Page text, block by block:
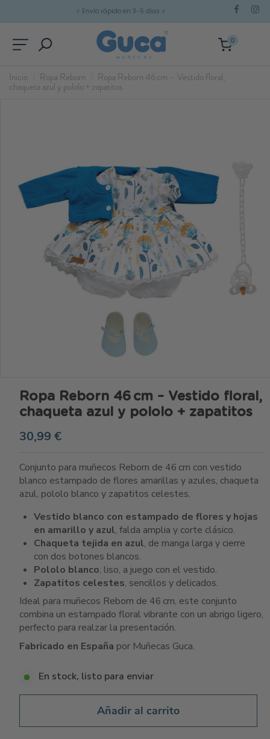
⚡ Envío rápido en 3-5 días ⚡
0
Inicio Ropa Reborn Ropa Reborn 46 cm – Vestido floral,
chaqueta azul y pololo + zapatitos
Ropa Reborn 46 cm – Vestido floral,
chaqueta azul y pololo + zapatitos
30,99 €
Conjunto para muñecos Reborn de 46 cm con vestido
blanco estampado de flores amarillas y azules, chaqueta
azul, pololo blanco y zapatitos celestes.
Vestido blanco con estampado de flores y hojas
en amarillo y azul, falda amplia y corte clásico.
Chaqueta tejida en azul, de manga larga y cierre
con dos botones blancos.
Pololo blanco, liso, a juego con el vestido.
Zapatitos celestes, sencillos y delicados.
Ideal para muñecos Reborn de 46 cm, este conjunto
combina un estampado floral vibrante con un abrigo ligero,
perfecto para realzar la presentación.
Fabricado en España por Muñecas Guca.
En stock, listo para enviar
Añadir al carrito